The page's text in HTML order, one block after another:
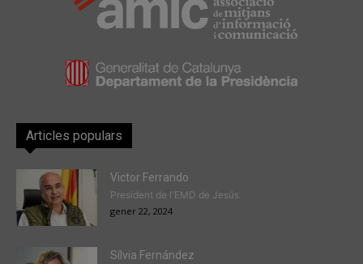
Articles populars
Victor Ferrando
President de l'EMD de Jesús
gener 22, 2024
Sílvia Fernández